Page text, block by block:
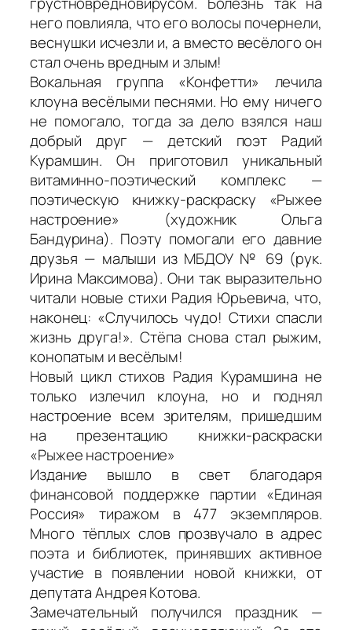
него повлияла, что его волосы почернели,
веснушки исчезли и, а вместо весёлого он
стал очень вредным и злым!
Вокальная группа «Конфетти» лечила
клоуна весёлыми песнями. Но ему ничего
не помогало, тогда за дело взялся наш
добрый друг — детский поэт Радий
Курамшин. Он приготовил уникальный
витаминно-поэтический комплекс —
поэтическую книжку-раскраску «Рыжее
настроение» (художник Ольга
Бандурина). Поэту помогали его давние
друзья — малыши из МБДОУ № 69 (рук.
Ирина Максимова). Они так выразительно
читали новые стихи Радия Юрьевича, что,
наконец: «Случилось чудо! Стихи спасли
жизнь друга!». Стёпа снова стал рыжим,
конопатым и весёлым!
Новый цикл стихов Радия Курамшина не
только излечил клоуна, но и поднял
настроение всем зрителям, пришедшим
на презентацию книжки-раскраски
«Рыжее настроение»
Издание вышло в свет благодаря
финансовой поддержке партии «Единая
Россия» тиражом в 477 экземпляров.
Много тёплых слов прозвучало в адрес
поэта и библиотек, принявших активное
участие в появлении новой книжки, от
депутата Андрея Котова.
Замечательный получился праздник —